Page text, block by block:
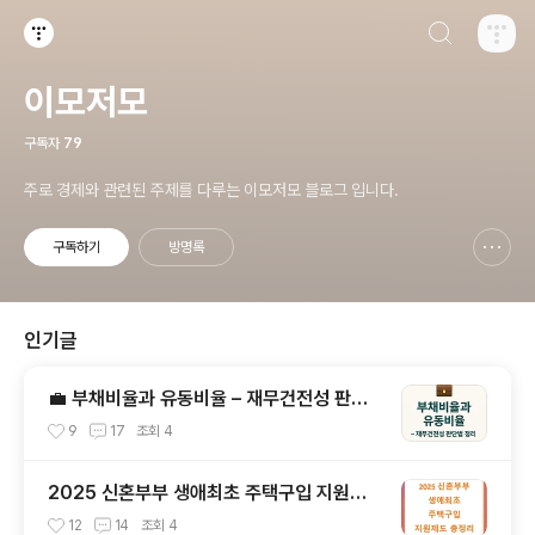
이모저모
구독자 79
주로 경제와 관련된 주제를 다루는 이모저모 블로그 입니다.
구독하기 방명록
인기글
💼 부채비율과 유동비율 – 재무건전성 판단
법 정리
9 17 조회 4
2025 신혼부부 생애최초 주택구입 지원제
도 총정리: 조건, 혜택, 주의사항까지
12 14 조회 4